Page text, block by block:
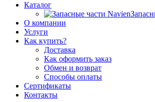
Каталог
О компании
Услуги
Как купить?
Доставка
Как оформить заказ
Обмен и возврат
Способы оплаты
Сертификаты
Контакты